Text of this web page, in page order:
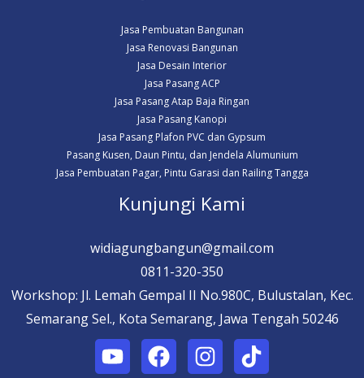
Jasa Pembuatan Bangunan
Jasa Renovasi Bangunan
Jasa Desain Interior
Jasa Pasang ACP
Jasa Pasang Atap Baja Ringan
Jasa Pasang Kanopi
Jasa Pasang Plafon PVC dan Gypsum
Pasang Kusen, Daun Pintu, dan Jendela Alumunium
Jasa Pembuatan Pagar, Pintu Garasi dan Railing Tangga
Kunjungi Kami
widiagungbangun@gmail.com
0811-320-350
Workshop: Jl. Lemah Gempal II No.980C, Bulustalan, Kec.
Semarang Sel., Kota Semarang, Jawa Tengah 50246